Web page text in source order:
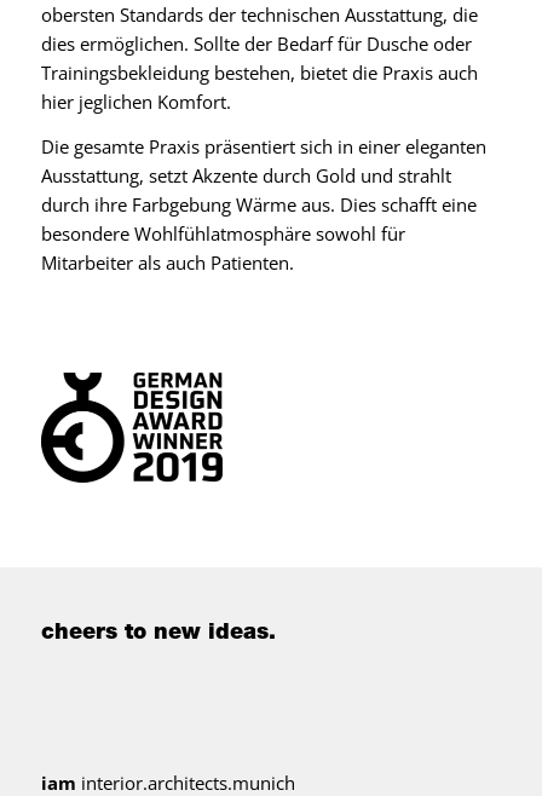
obersten Standards der technischen Ausstattung, die
dies ermöglichen. Sollte der Bedarf für Dusche oder
Trainingsbekleidung bestehen, bietet die Praxis auch
hier jeglichen Komfort.
Die gesamte Praxis präsentiert sich in einer eleganten
Ausstattung, setzt Akzente durch Gold und strahlt
durch ihre Farbgebung Wärme aus. Dies schafft eine
besondere Wohlfühlatmosphäre sowohl für
Mitarbeiter als auch Patienten.
cheers to new ideas.
iam interior.architects.munich